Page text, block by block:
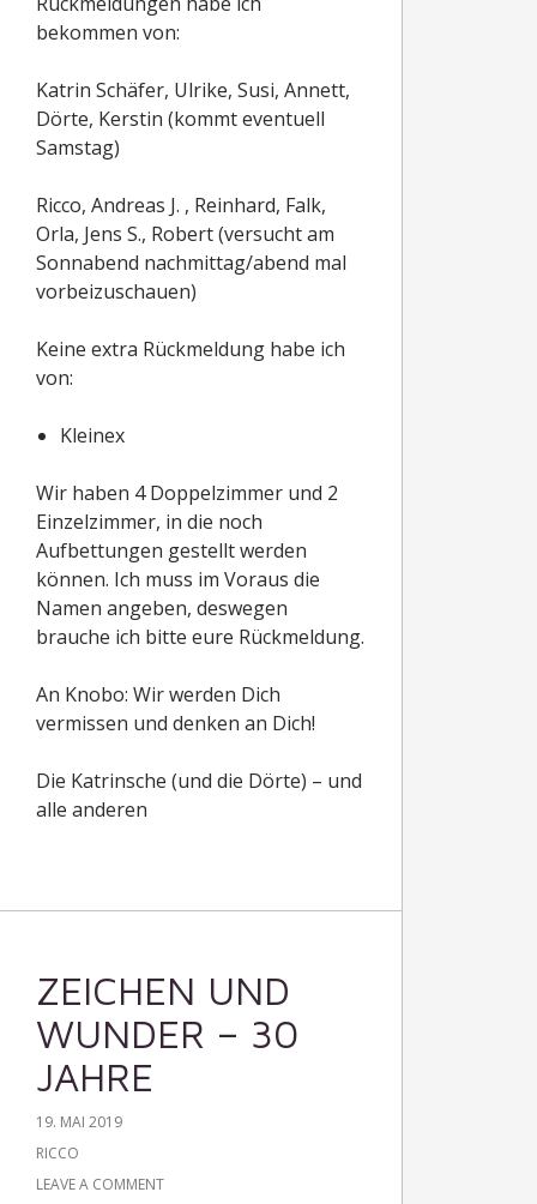
bekommen von:
Katrin Schäfer, Ulrike, Susi, Annett,
Dörte, Kerstin (kommt eventuell
Samstag)
Ricco, Andreas J. , Reinhard, Falk,
Orla, Jens S., Robert (versucht am
Sonnabend nachmittag/abend mal
vorbeizuschauen)
Keine extra Rückmeldung habe ich
von:
Kleinex
Wir haben 4 Doppelzimmer und 2
Einzelzimmer, in die noch
Aufbettungen gestellt werden
können. Ich muss im Voraus die
Namen angeben, deswegen
brauche ich bitte eure Rückmeldung.
An Knobo: Wir werden Dich
vermissen und denken an Dich!
Die Katrinsche (und die Dörte) – und
alle anderen
ZEICHEN UND
WUNDER – 30
JAHRE
19. MAI 2019
RICCO
LEAVE A COMMENT